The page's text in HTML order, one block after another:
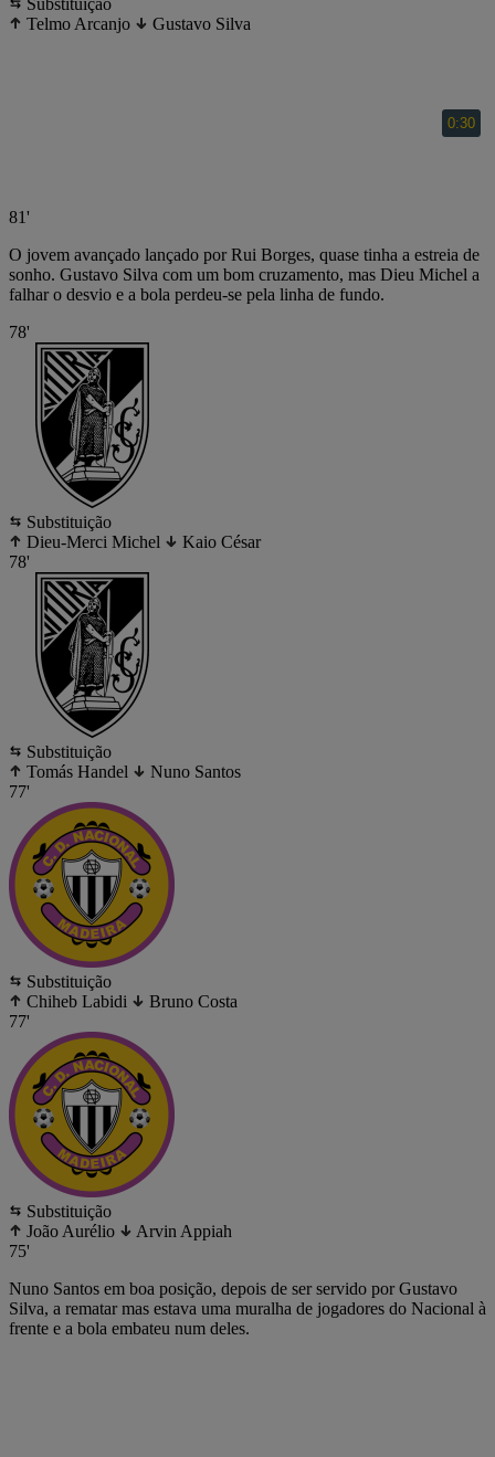
Substituição
Telmo Arcanjo
Gustavo Silva
81'
O jovem avançado lançado por Rui Borges, quase tinha a estreia de
sonho. Gustavo Silva com um bom cruzamento, mas Dieu Michel a
falhar o desvio e a bola perdeu-se pela linha de fundo.
78'
Substituição
Dieu-Merci Michel
Kaio César
78'
Substituição
Tomás Handel
Nuno Santos
77'
Substituição
Chiheb Labidi
Bruno Costa
77'
Substituição
João Aurélio
Arvin Appiah
75'
Nuno Santos em boa posição, depois de ser servido por Gustavo
Silva, a rematar mas estava uma muralha de jogadores do Nacional à
frente e a bola embateu num deles.